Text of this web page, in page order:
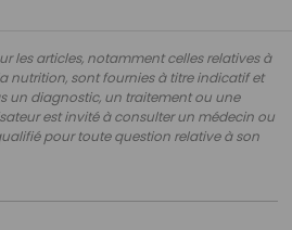
les articles, notamment celles relatives à
nutrition, sont fournies à titre indicatif et
un diagnostic, un traitement ou une
est invité à consulter un médecin ou
pour toute question relative à son